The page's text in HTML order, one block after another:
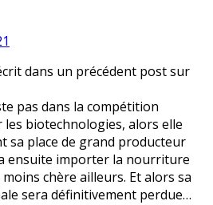
dans un précédent post sur
pas dans la compétition
biotechnologies, alors elle
sa place de grand producteur
ensuite importer la nourriture
chère ailleurs. Et alors sa
sera définitivement perdue…